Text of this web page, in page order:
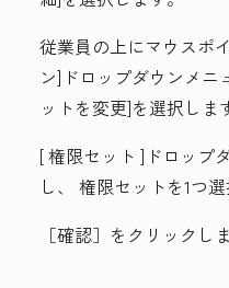
従業員の上にマウスポ
ン]ドロップダウンメニ
ットを変更]を選択しま
[権限セット ]ドロップ
し、 権限セットを1つ
［確認］ をクリックし